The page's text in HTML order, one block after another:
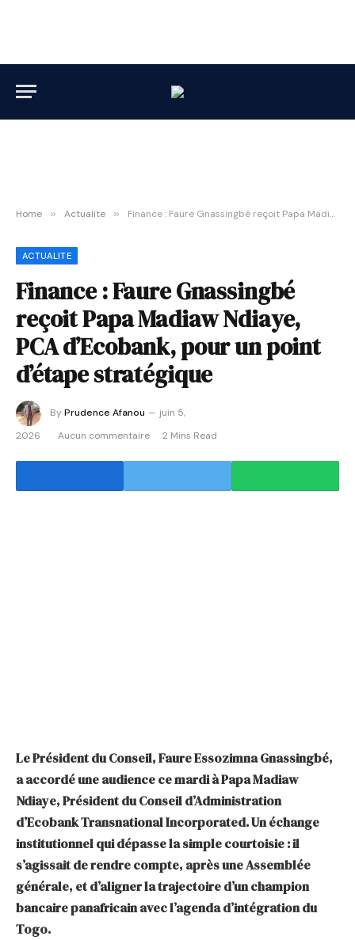
Home » Actualite » Finance : Faure Gnassingbé reçoit Papa Madiaw Ndiaye, PCA d’Ecobank, pour un point d’étape stratégique
ACTUALITE
Finance : Faure Gnassingbé
reçoit Papa Madiaw Ndiaye,
PCA d’Ecobank, pour un point
d’étape stratégique
ByPrudence Afanou
juin 5,
2026
Aucun commentaire 2 Mins Read
Le Président du Conseil, Faure Essozimna Gnassingbé,
a accordé une audience ce mardi à Papa Madiaw
Ndiaye, Président du Conseil d’Administration
d’Ecobank Transnational Incorporated. Un échange
institutionnel qui dépasse la simple courtoisie : il
s’agissait de rendre compte, après une Assemblée
générale, et d’aligner la trajectoire d’un champion
bancaire panafricain avec l’agenda d’intégration du
Togo.